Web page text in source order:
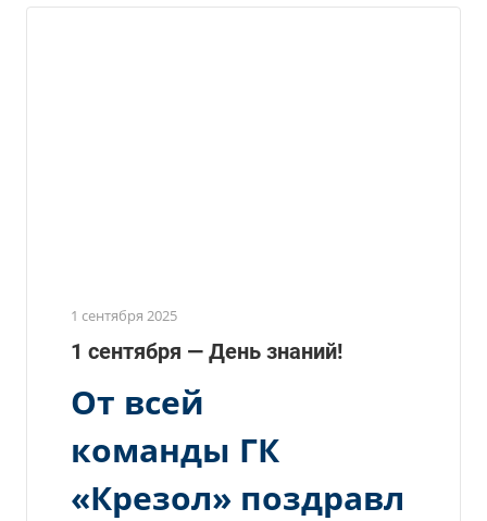
1 сентября 2025
1 сентября — День знаний!
От всей
команды ГК
«Крезол» поздравл